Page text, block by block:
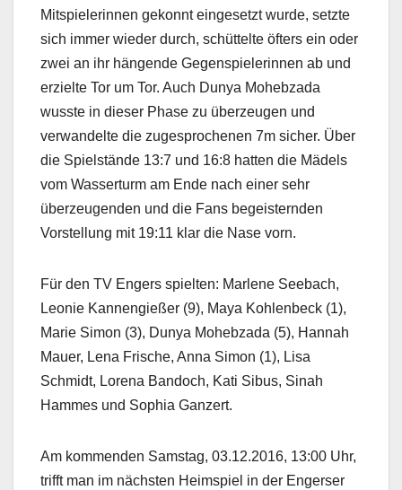
Mitspielerinnen gekonnt eingesetzt wurde, setzte
sich immer wieder durch, schüttelte öfters ein oder
zwei an ihr hängende Gegenspielerinnen ab und
erzielte Tor um Tor. Auch Dunya Mohebzada
wusste in dieser Phase zu überzeugen und
verwandelte die zugesprochenen 7m sicher. Über
die Spielstände 13:7 und 16:8 hatten die Mädels
vom Wasserturm am Ende nach einer sehr
überzeugenden und die Fans begeisternden
Vorstellung mit 19:11 klar die Nase vorn.
Für den TV Engers spielten: Marlene Seebach,
Leonie Kannengießer (9), Maya Kohlenbeck (1),
Marie Simon (3), Dunya Mohebzada (5), Hannah
Mauer, Lena Frische, Anna Simon (1), Lisa
Schmidt, Lorena Bandoch, Kati Sibus, Sinah
Hammes und Sophia Ganzert.
Am kommenden Samstag, 03.12.2016, 13:00 Uhr,
trifft man im nächsten Heimspiel in der Engerser